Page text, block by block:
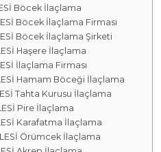
Böcek İlaçlama
Böcek İlaçlama Firması
Böcek İlaçlama Şirketi
Haşere İlaçlama
İlaçlama Firması
Hamam Böceği İlaçlama
Tahta Kurusu İlaçlama
Pire İlaçlama
Karafatma İlaçlama
Örümcek İlaçlama